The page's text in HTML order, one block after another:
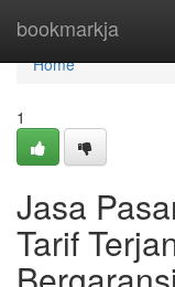
bookmarkja
Home
Home
1
Jasa
Tarif